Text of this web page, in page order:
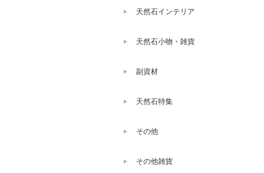
天然石インテリア
天然石小物・雑貨
副資材
天然石特集
その他
その他雑貨